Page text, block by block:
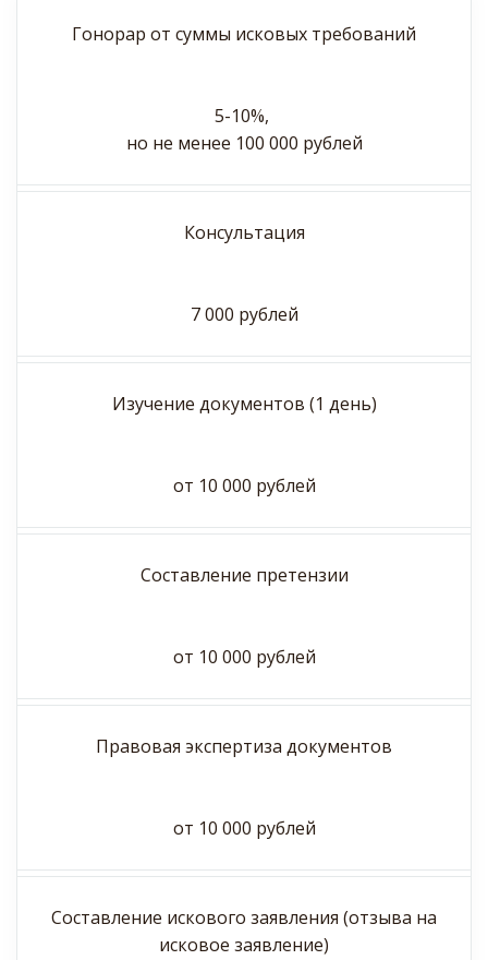
Гонорар от суммы исковых требований
5-10%,
но не менее 100 000 рублей
Консультация
7 000 рублей
Изучение документов (1 день)
от 10 000 рублей
Составление претензии
от 10 000 рублей
Правовая экспертиза документов
от 10 000 рублей
Составление искового заявления (отзыва на
исковое заявление)